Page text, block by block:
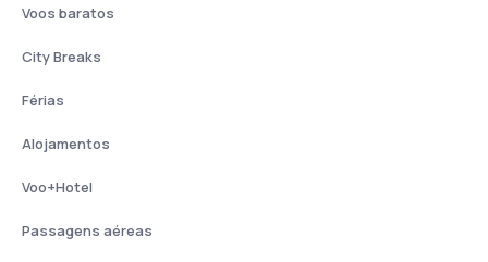
Voos baratos
City Breaks
Férias
Alojamentos
Voo+Hotel
Passagens aéreas